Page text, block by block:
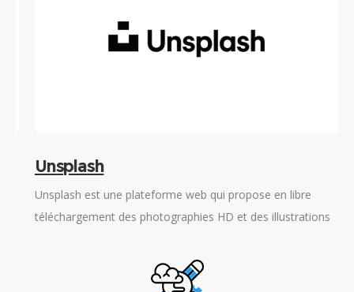
Unsplash
Unsplash est une plateforme web qui propose en libre
téléchargement des photographies HD et des illustrations